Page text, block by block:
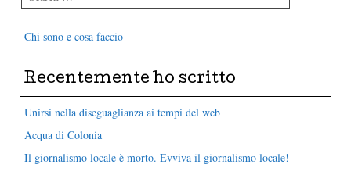
Chi sono e cosa faccio
Recentemente ho scritto
Unirsi nella diseguaglianza ai tempi del web
Acqua di Colonia
Il giornalismo locale è morto. Evviva il giornalismo locale!